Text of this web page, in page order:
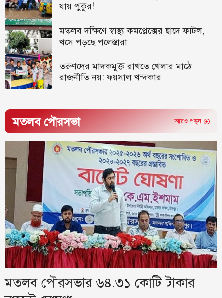
যায় পুকুর!
মতলব দক্ষিণে স্বাস্থ্য কমপ্লেক্সের ছাদে ফাটল,
খসে পড়ছে পলেস্তারা
তরুণদের মাদকমুক্ত রাখতে খেলার মাঠে
রাজনীতি নয়: ফয়সাল খন্দকার
মতলব পৌরসভা আরও পড়ুন
মতলব পৌরসভার ৬৪.৩১ কোটি টাকার